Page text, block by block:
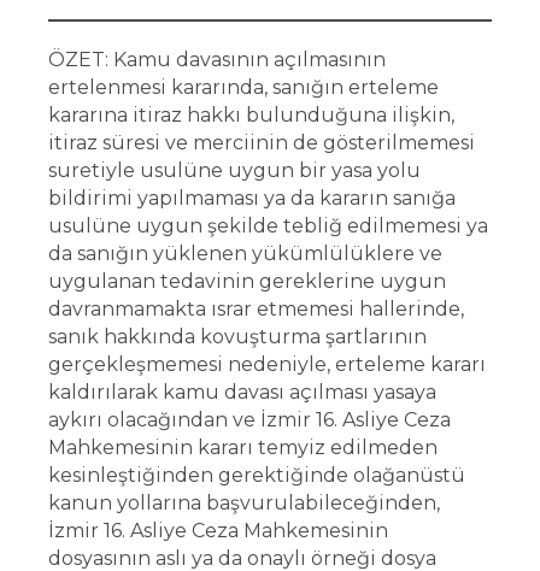
ÖZET: Kamu davasının açılmasının
ertelenmesi kararında, sanığın erteleme
kararına itiraz hakkı bulunduğuna ilişkin,
itiraz süresi ve merciinin de gösterilmemesi
suretiyle usulüne uygun bir yasa yolu
bildirimi yapılmaması ya da kararın sanığa
usulüne uygun şekilde tebliğ edilmemesi ya
da sanığın yüklenen yükümlülüklere ve
uygulanan tedavinin gereklerine uygun
davranmamakta ısrar etmemesi hallerinde,
sanık hakkında kovuşturma şartlarının
gerçekleşmemesi nedeniyle, erteleme kararı
kaldırılarak kamu davası açılması yasaya
aykırı olacağından ve İzmir 16. Asliye Ceza
Mahkemesinin kararı temyiz edilmeden
kesinleştiğinden gerektiğinde olağanüstü
kanun yollarına başvurulabileceğinden,
İzmir 16. Asliye Ceza Mahkemesinin
dosyasının aslı ya da onaylı örneği dosya